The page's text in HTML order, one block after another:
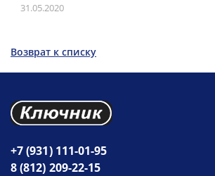
31.05.2020
Возврат к списку
+7 (931) 111-01-95
8 (812) 209-22-15